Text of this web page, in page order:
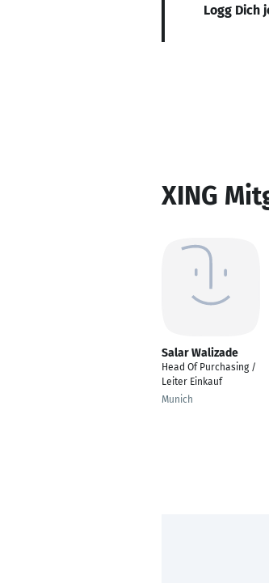
Logg Dich
XING
Salar Walizade
Head Of Purchasing /
Leiter Einkauf
Munich